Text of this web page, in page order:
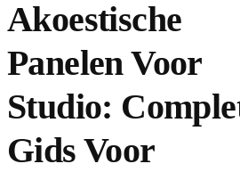
Akoestische
Panelen Voor
Studio:
Gids Voor